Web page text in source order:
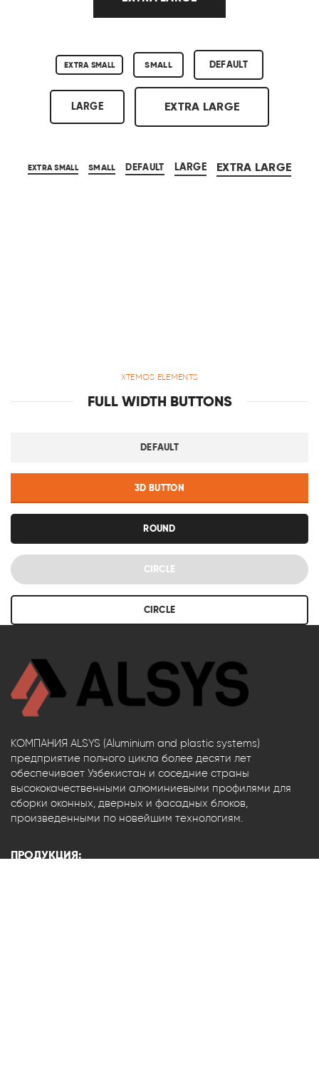
EXTRA SMALL SMALL DEFAULT
LARGE EXTRA LARGE
EXTRA SMALL SMALL DEFAULT LARGE EXTRA LARGE
XTEMOS ELEMENTS
FULL WIDTH BUTTONS
DEFAULT
3D BUTTON
ROUND
CIRCLE
CIRCLE
КОМПАНИЯ ALSYS (Aluminium and plastic systems)
предприятие полного цикла более десяти лет
обеспечивает Узбекистан и соседние страны
высококачественными алюминиевыми профилями для
сборки оконных, дверных и фасадных блоков,
произведенными по новейшим технологиям.
ПРОДУКЦИЯ: